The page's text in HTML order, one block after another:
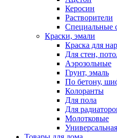
Керосин
Растворители
Специальные
Краски, эмали
Краска для
Для стен,
Аэрозольные
Грунт, эмаль
По бетону,
Колоранты
Для пола
Для
Молотковые
Универсальная